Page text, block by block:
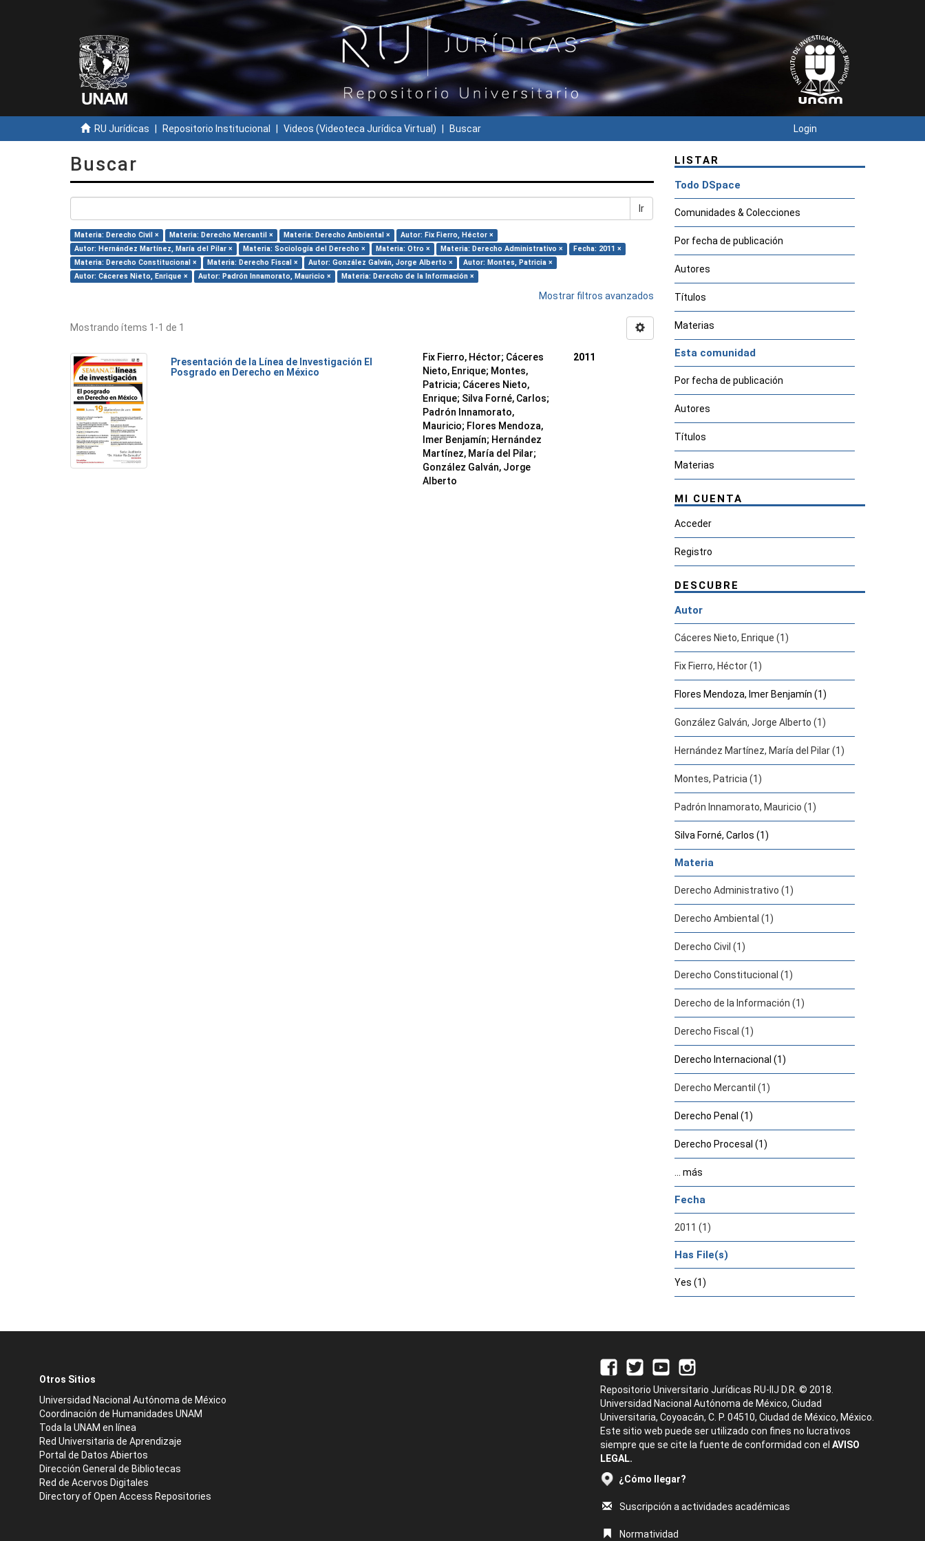
RU Jurídicas Repositorio Institucional Videos (Videoteca Jurídica Virtual) Buscar Login
Buscar
Ir
Materia: Derecho Civil × Materia: Derecho Mercantil × Materia: Derecho Ambiental ×
Autor: Fix Fierro, Héctor ×
Autor: Hernández Martínez, María del Pilar ×
Materia: Sociología del Derecho × Materia: Otro × Materia: Derecho Administrativo ×
Fecha: 2011 ×
Materia: Derecho Constitucional ×
Materia: Derecho Fiscal × Autor: González Galván, Jorge Alberto ×
Autor: Montes, Patricia ×
Autor: Cáceres Nieto, Enrique ×
Autor: Padrón Innamorato, Mauricio × Materia: Derecho de la Información ×
Mostrar filtros avanzados
Mostrando ítems 1-1 de 1
Presentación de la Línea de Investigación El
Posgrado en Derecho en México
Fix Fierro, Héctor; Cáceres
Nieto, Enrique; Montes,
Patricia; Cáceres Nieto,
Enrique; Silva Forné, Carlos;
Padrón Innamorato,
Mauricio; Flores Mendoza,
Imer Benjamín; Hernández
Martínez, María del Pilar;
González Galván, Jorge
Alberto
2011
LISTAR
Todo DSpace
Comunidades & Colecciones
Por fecha de publicación
Autores
Títulos
Materias
Esta comunidad
Por fecha de publicación
Autores
Títulos
Materias
MI CUENTA
Acceder
Registro
DESCUBRE
Autor
Cáceres Nieto, Enrique (1)
Fix Fierro, Héctor (1)
Flores Mendoza, Imer Benjamín (1)
González Galván, Jorge Alberto (1)
Hernández Martínez, María del Pilar (1)
Montes, Patricia (1)
Padrón Innamorato, Mauricio (1)
Silva Forné, Carlos (1)
Materia
Derecho Administrativo (1)
Derecho Ambiental (1)
Derecho Civil (1)
Derecho Constitucional (1)
Derecho de la Información (1)
Derecho Fiscal (1)
Derecho Internacional (1)
Derecho Mercantil (1)
Derecho Penal (1)
Derecho Procesal (1)
... más
Fecha
2011 (1)
Has File(s)
Yes (1)
Otros Sitios
Universidad Nacional Autónoma de México
Coordinación de Humanidades UNAM
Toda la UNAM en línea
Red Universitaria de Aprendizaje
Portal de Datos Abiertos
Dirección General de Bibliotecas
Red de Acervos Digitales
Directory of Open Access Repositories
Repositorio Universitario Jurídicas RU-IIJ D.R. © 2018.
Universidad Nacional Autónoma de México, Ciudad
Universitaria, Coyoacán, C. P. 04510, Ciudad de México, México.
Este sitio web puede ser utilizado con fines no lucrativos
siempre que se cite la fuente de conformidad con el AVISO
LEGAL.
¿Cómo llegar?
Suscripción a actividades académicas
Normatividad